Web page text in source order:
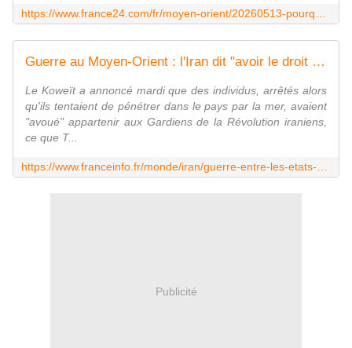
Guerre au Moyen-Orient : l'Iran dit "avoir le droit de riposter" après l'arrestation de quatre Iraniens par le Koweït
Le Koweït a annoncé mardi que des individus, arrêtés alors
qu'ils tentaient de pénétrer dans le pays par la mer, avaient
"avoué" appartenir aux Gardiens de la Révolution iraniens,
ce que T...
Publicité